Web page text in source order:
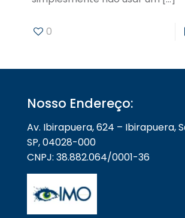
0
Nosso Endereço:
Av. Ibirapuera, 624 – Ibirapuera,
SP, 04028-000
CNPJ: 38.882.064/0001-36